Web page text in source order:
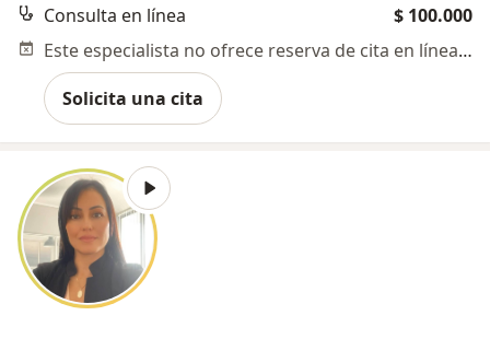
Consulta en línea
$ 100.000
Este especialista no ofrece reserva de cita en línea en esta dirección.
Solicita una cita